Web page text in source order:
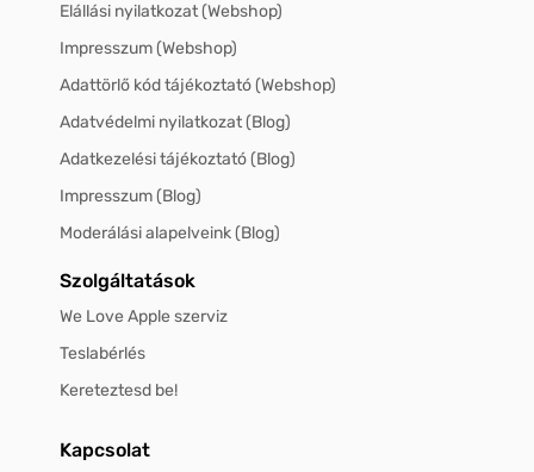
Elállási nyilatkozat (Webshop)
Impresszum (Webshop)
Adattörlő kód tájékoztató (Webshop)
Adatvédelmi nyilatkozat (Blog)
Adatkezelési tájékoztató (Blog)
Impresszum (Blog)
Moderálási alapelveink (Blog)
Szolgáltatások
We Love Apple szerviz
Teslabérlés
Kereteztesd be!
Kapcsolat